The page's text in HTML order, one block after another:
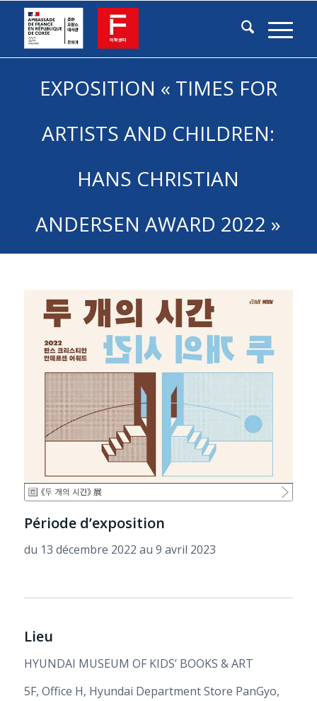
EXPOSITION « TIMES FOR
ARTISTS AND CHILDREN:
HANS CHRISTIAN
ANDERSEN AWARD 2022 »
Période d’exposition
du 13 décembre 2022 au 9 avril 2023
Lieu
HYUNDAI MUSEUM OF KIDS’ BOOKS & ART
5F, Office H, Hyundai Department Store PanGyo,